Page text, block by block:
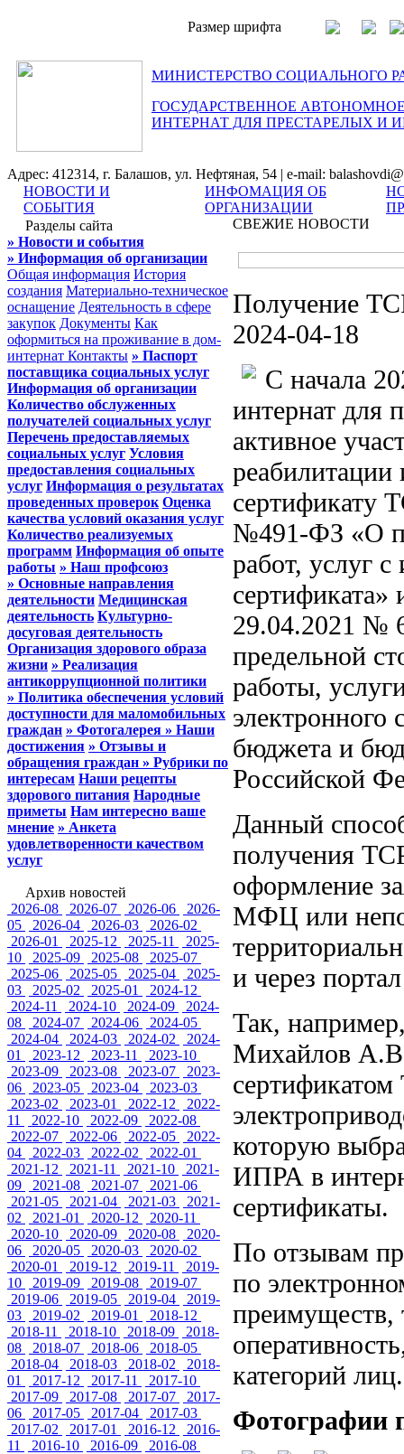
Размер шрифта
МИНИСТЕРСТВО СОЦИАЛЬНОГО
ГОСУДАРСТВЕННОЕ
ИНТЕРНАТ ДЛЯ ПРЕСТАРЕЛЫХ И
Адрес: 412314, г. Балашов, ул. Нефтяная, 54 | e-mail:
НОВОСТИ И
СОБЫТИЯ
ИНФОМАЦИЯ ОБ
ОРГАНИЗАЦИИ
Разделы сайта
» Новости и события
» Информация об организации
Общая информация История
создания Материально-техническое
оснащение Деятельность в сфере
закупок Документы Как
оформиться на проживание в дом-
интернат Контакты » Паспорт
поставщика социальных услуг
Информация об организации
Количество обслуженных
получателей социальных услуг
Перечень предоставляемых
социальных услуг Условия
предоставления социальных
услуг Информация о результатах
проведенных проверок Оценка
качества условий оказания услуг
Количество реализуемых
программ Информация об опыте
работы » Наш профсоюз
» Основные направления
деятельности Медицинская
деятельность Культурно-
досуговая деятельность
Организация здорового образа
жизни » Реализация
антикоррупционной политики
» Политика обеспечения условий
доступности для маломобильных
граждан » Фотогалерея » Наши
достижения » Отзывы и
обращения граждан » Рубрики по
интересам Наши рецепты
здорового питания Народные
приметы Нам интересно ваше
мнение » Анкета
удовлетворенности качеством
услуг
Архив новостей
2026-08
2026-07 2026-06
2026-
05
2026-04 2026-03
2026-02
2026-01
2025-12 2025-11
2025-
10
2025-09 2025-08
2025-07
2025-06
2025-05 2025-04
2025-
03
2025-02 2025-01
2024-12
2024-11
2024-10 2024-09
2024-
08
2024-07 2024-06
2024-05
2024-04
2024-03 2024-02
2024-
01
2023-12 2023-11
2023-10
2023-09
2023-08 2023-07
2023-
06
2023-05 2023-04
2023-03
2023-02
2023-01 2022-12
2022-
11
2022-10 2022-09
2022-08
2022-07
2022-06 2022-05
2022-
04
2022-03 2022-02
2022-01
2021-12
2021-11 2021-10
2021-
09
2021-08 2021-07
2021-06
2021-05
2021-04 2021-03
2021-
02
2021-01 2020-12
2020-11
2020-10
2020-09 2020-08
2020-
06
2020-05 2020-03
2020-02
2020-01
2019-12 2019-11
2019-
10
2019-09 2019-08
2019-07
2019-06
2019-05 2019-04
2019-
03
2019-02 2019-01
2018-12
2018-11
2018-10 2018-09
2018-
08
2018-07 2018-06
2018-05
2018-04
2018-03 2018-02
2018-
01
2017-12 2017-11
2017-10
2017-09
2017-08 2017-07
2017-
06
2017-05 2017-04
2017-03
2017-02
2017-01 2016-12
2016-
11
2016-10 2016-09 2016-08
СВЕЖИЕ НОВОСТИ
Получение
2024-04-18
С начала
интернат для
активное
реабилитации
сертификату
№491-ФЗ «О
работ, услуг
сертификата»
29.04.2021 №
предельной
работы,
электронного
бюджета и
Российской
Данный
получения
оформление
МФЦ или
и через
Так,
Михайлов
которую
ИПРА в
сертификаты.
По отзывам
по
преимуществ,
категорий лиц.
Фотографии